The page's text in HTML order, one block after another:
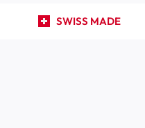
SWISS MADE